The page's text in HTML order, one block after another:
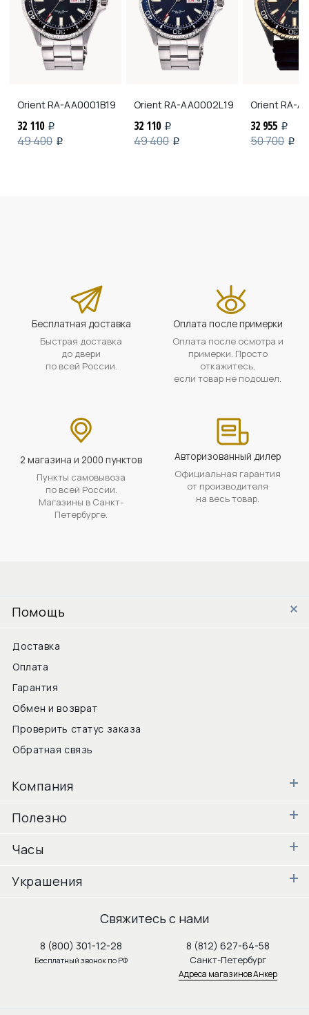
OrientRA-AA0001B19
32 110 i
49 400 i
OrientRA-AA0002L19
32 110 i
49 400 i
OrientRA-
32 955 i
50 700 i
Бесплатная доставка
Быстрая доставка
до двери
по всей России.
Оплата после примерки
Оплата после осмотра и
примерки. Просто
откажитесь,
если товар не подошел.
2 магазина и 2000 пунктов
Пункты самовывоза
по всей России.
Магазины в Санкт-
Петербурге.
Авторизованный дилер
Официальная гарантия
от производителя
на весь товар.
Помощь
Доставка
Оплата
Гарантия
Обмен и возврат
Проверить статус заказа
Обратная связь
Компания
Полезно
Часы
Украшения
Свяжитесь с нами
8 (800) 301-12-28
Бесплатный звонок по РФ
8 (812) 627-64-58
Санкт-Петербург
Адреса магазинов Анкер